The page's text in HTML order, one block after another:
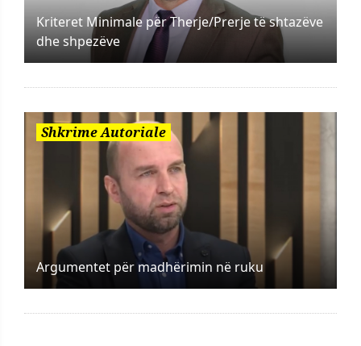
Kriteret Minimale për Therje/Prerje të shtazëve
dhe shpezëve
Shkrime Autoriale
Argumentet për madhërimin në ruku